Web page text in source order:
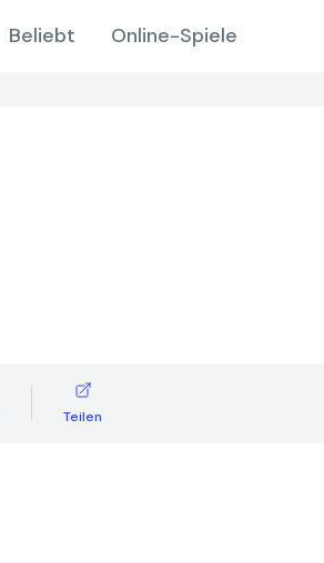
Beliebt Online-Spiele
Teilen